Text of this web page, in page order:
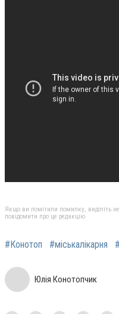
Якщо ви помітили помилку, виділіть
повідомити про це редакцію
#Конотоп #міськалікарня
Юлія Конотопчик